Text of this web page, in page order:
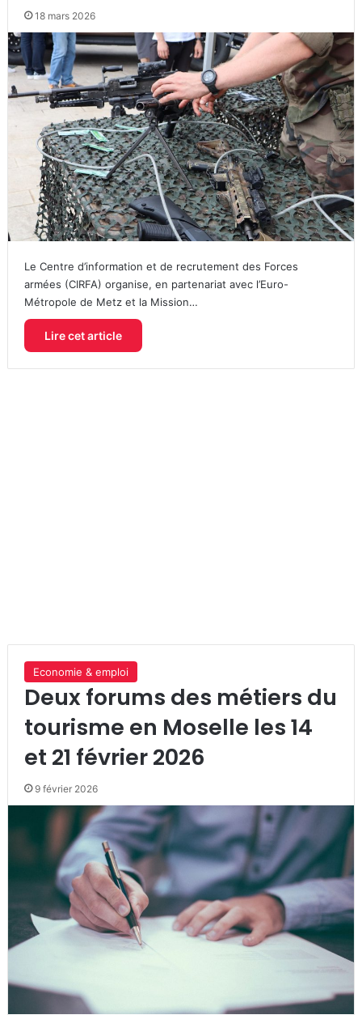
18 mars 2026
Le Centre d’information et de recrutement des Forces
armées (CIRFA) organise, en partenariat avec l’Euro-
Métropole de Metz et la Mission…
Lire cet article
Economie & emploi
Deux forums des métiers du
tourisme en Moselle les 14
et 21 février 2026
9 février 2026